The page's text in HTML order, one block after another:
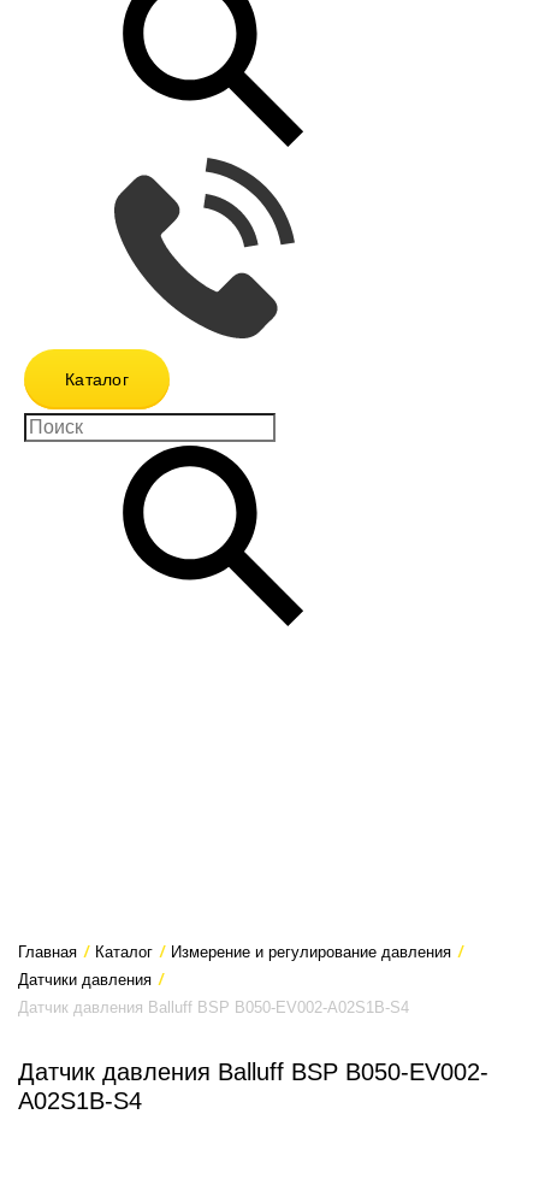
Каталог
Главная / Каталог / Измерение и регулирование давления /
Датчики давления /
Датчик давления Balluff BSP B050-EV002-A02S1B-S4
Датчик давления Balluff BSP B050-EV002-
A02S1B-S4